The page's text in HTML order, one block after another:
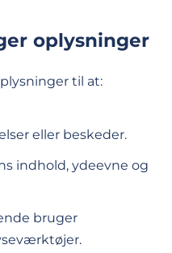
oplysninger
til at:
eller beskeder.
indhold, ydeevne og
bruger